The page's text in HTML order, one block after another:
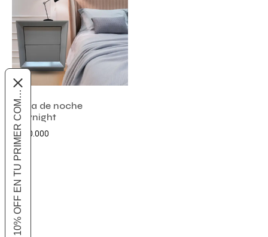
Mesa de noche
greynight
$800.000
Añadir al carrito
10% OFF EN TU PRIMER COMPRA